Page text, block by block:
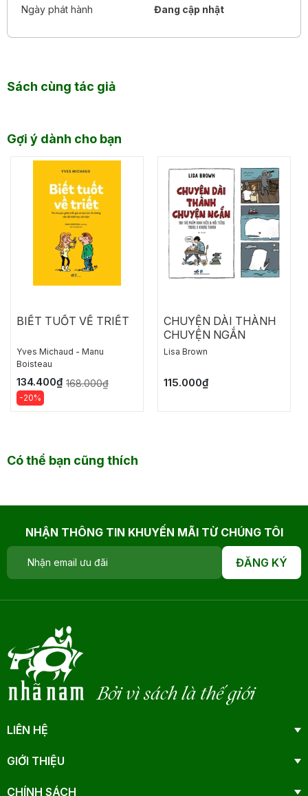
Ngày phát hành
Đang cập nhật
Sách cùng tác giả
Gợi ý dành cho bạn
BIẾT TUỐT VỀ TRIẾT
Yves Michaud - Manu
Boisteau
134.400₫ 168.000₫
-20%
CHUYỆN DÀI THÀNH
CHUYỆN NGẮN
Lisa Brown
115.000₫
Có thể bạn cũng thích
NHẬN THÔNG TIN KHUYẾN MÃI TỪ CHÚNG TÔI
ĐĂNG KÝ
Bởi vì sách là thế giới
LIÊN HỆ
GIỚI THIỆU
CHÍNH SÁCH